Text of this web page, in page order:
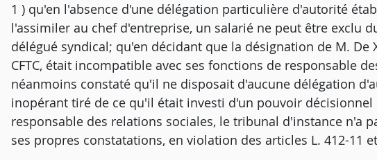
1 ) qu'en l'absence d'une délégation particulière d'autorité
l'assimiler au chef d'entreprise, un salarié ne peut être exclu
délégué syndical; qu'en décidant que la désignation de M. De
CFTC, était incompatible avec ses fonctions de responsable
néanmoins constaté qu'il ne disposait d'aucune délégation
inopérant tiré de ce qu'il était investi d'un pouvoir
responsable des relations sociales, le tribunal d'instance n'a
ses propres constatations, en violation des articles L. 412-11